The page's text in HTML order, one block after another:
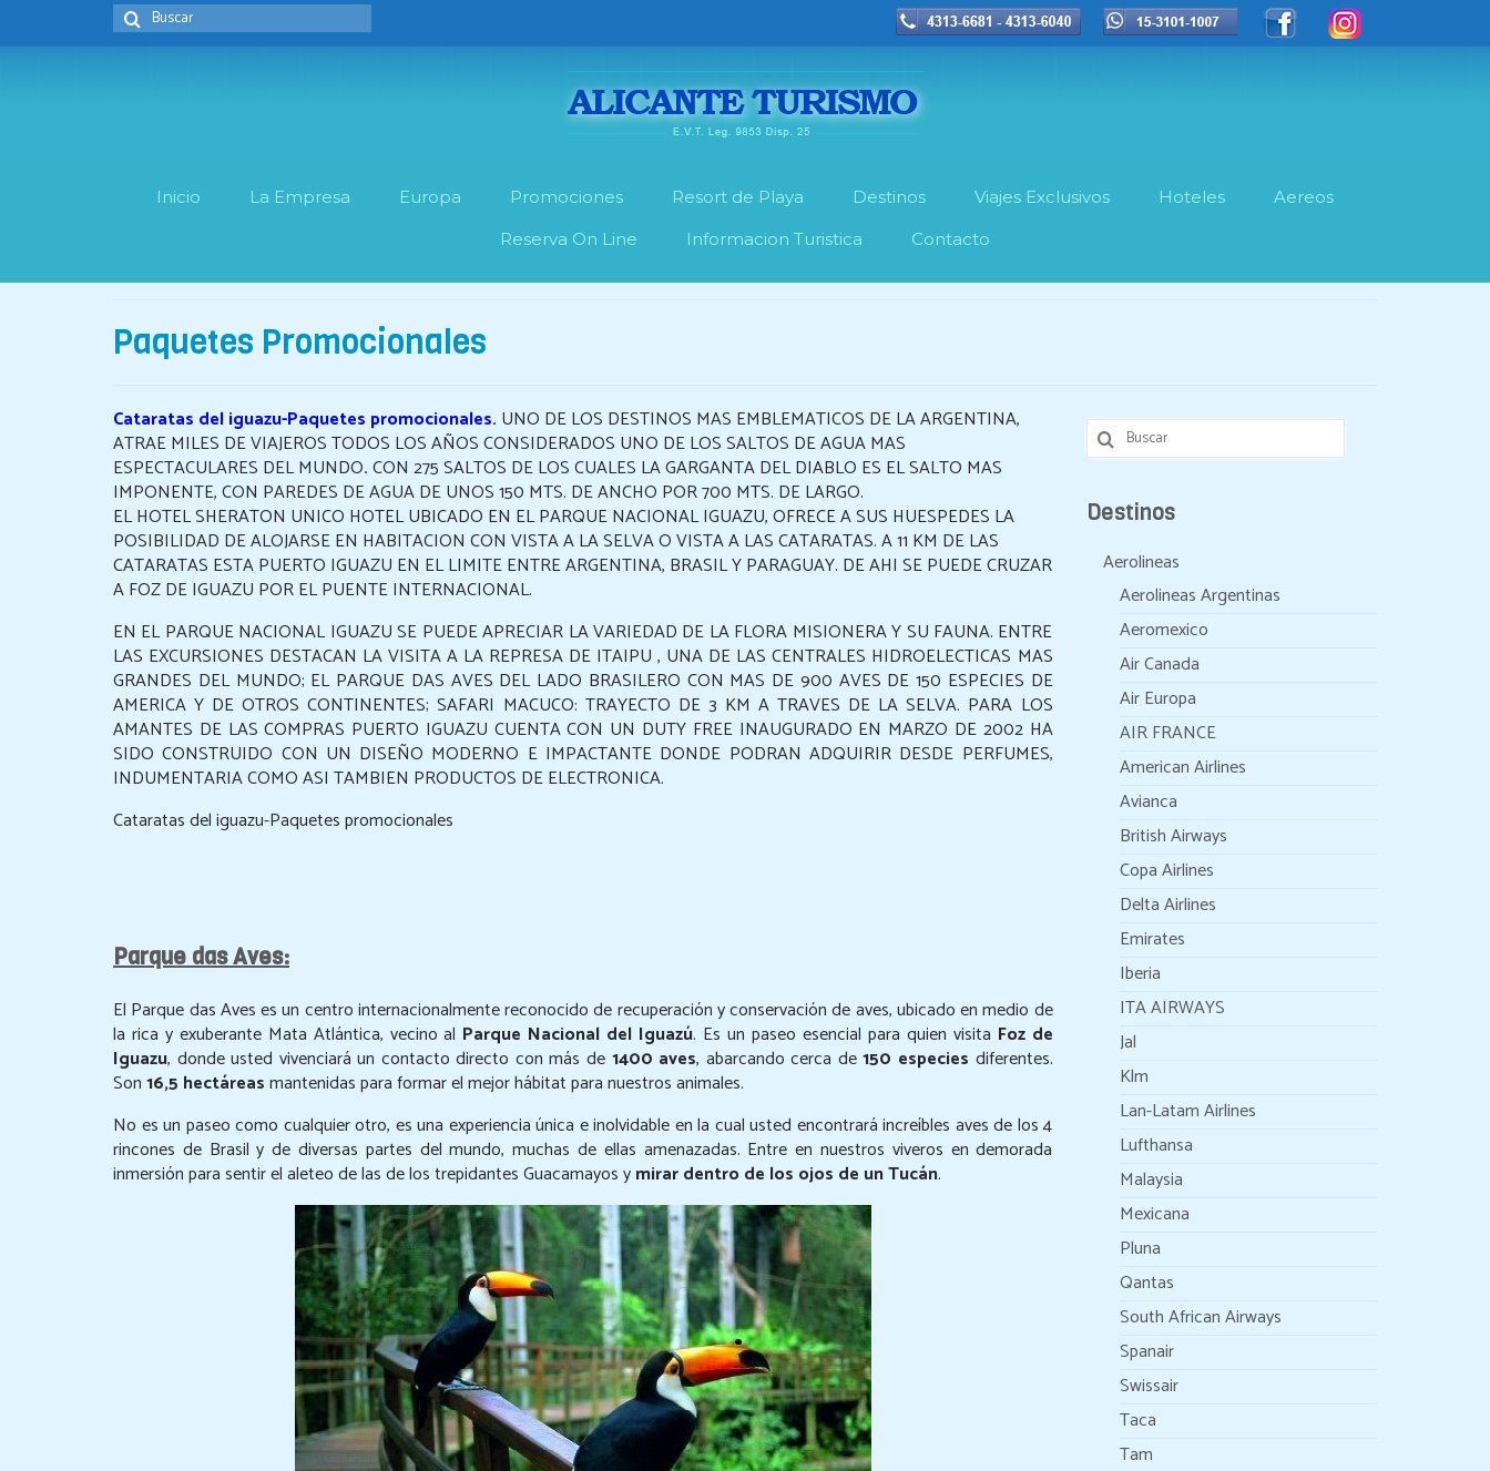
Buscar
por:
Inicio La Empresa Europa Promociones Resort de Playa Destinos Viajes Exclusivos Hoteles
Aereos
Reserva On Line
Informacion Turistica Contacto
Paquetes Promocionales
Cataratas del iguazu-Paquetes promocionales. UNO DE LOS DESTINOS MAS EMBLEMATICOS DE LA ARGENTINA,
ATRAE MILES DE VIAJEROS TODOS LOS AÑOS CONSIDERADOS UNO DE LOS SALTOS DE AGUA MAS
ESPECTACULARES DEL MUNDO.CON 275 SALTOS DE LOS CUALES LA GARGANTA DEL DIABLO ES EL SALTO MAS
IMPONENTE, CON PAREDES DE AGUA DE UNOS 150 MTS. DE ANCHO POR 700 MTS. DE LARGO.
EL HOTEL SHERATON UNICO HOTEL UBICADO EN EL PARQUE NACIONAL IGUAZU, OFRECE A SUS HUESPEDES LA
POSIBILIDAD DE ALOJARSE EN HABITACION CON VISTA A LA SELVA O VISTA A LAS CATARATAS. A 11 KM DE LAS
CATARATAS ESTA PUERTO IGUAZU EN EL LIMITE ENTRE ARGENTINA, BRASIL Y PARAGUAY. DE AHI SE PUEDE CRUZAR
A FOZ DE IGUAZU POR EL PUENTE INTERNACIONAL.
EN EL PARQUE NACIONAL IGUAZU SE PUEDE APRECIAR LA VARIEDAD DE LA FLORA MISIONERA Y SU FAUNA. ENTRE
LAS EXCURSIONES DESTACAN LA VISITA A LA REPRESA DE ITAIPU , UNA DE LAS CENTRALES HIDROELECTICAS MAS
GRANDES DEL MUNDO; EL PARQUE DAS AVES DEL LADO BRASILERO CON MAS DE 900 AVES DE 150 ESPECIES DE
AMERICA Y DE OTROS CONTINENTES; SAFARI MACUCO: TRAYECTO DE 3 KM A TRAVES DE LA SELVA. PARA LOS
AMANTES DE LAS COMPRAS PUERTO IGUAZU CUENTA CON UN DUTY FREE INAUGURADO EN MARZO DE 2002 HA
SIDO CONSTRUIDO CON UN DISEÑO MODERNO E IMPACTANTE DONDE PODRAN ADQUIRIR DESDE PERFUMES,
INDUMENTARIA COMO ASI TAMBIEN PRODUCTOS DE ELECTRONICA.
Cataratas del iguazu-Paquetes promocionales
Parque das Aves:
El Parque das Aves es un centro internacionalmente reconocido de recuperación y conservación de aves, ubicado en medio de
la rica y exuberante Mata Atlántica, vecino al Parque Nacional del Iguazú. Es un paseo esencial para quien visita Foz de
Iguazu, donde usted vivenciará un contacto directo con más de 1400 aves, abarcando cerca de150 especies diferentes.
Son16,5 hectáreasmantenidas para formar el mejor hábitat para nuestros animales.
No es un paseo como cualquier otro, es una experiencia única e inolvidable en la cual usted encontrará increíbles aves de los 4
rincones de Brasil y de diversas partes del mundo, muchas de ellas amenazadas. Entre en nuestros viveros en demorada
inmersión para sentir el aleteo de las de los trepidantes Guacamayos ymirar dentro de los ojos de un Tucán.
Buscar
por:
Destinos
Aerolineas
Aerolineas Argentinas
Aeromexico
Air Canada
Air Europa
AIR FRANCE
American Airlines
Avianca
British Airways
Copa Airlines
Delta Airlines
Emirates
Iberia
ITA AIRWAYS
Jal
Klm
Lan-Latam Airlines
Lufthansa
Malaysia
Mexicana
Pluna
Qantas
South African Airways
Spanair
Swissair
Taca
Tam